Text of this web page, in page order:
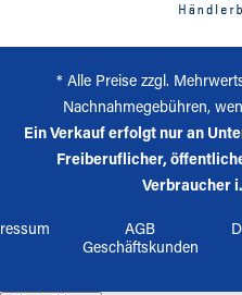
* Alle Preise zzgl.
Nachnahmegebühren,
Ein Verkauf erfolgt nur an
Freiberuflicher,
Verbraucher i.
AGB
Geschäftskunden